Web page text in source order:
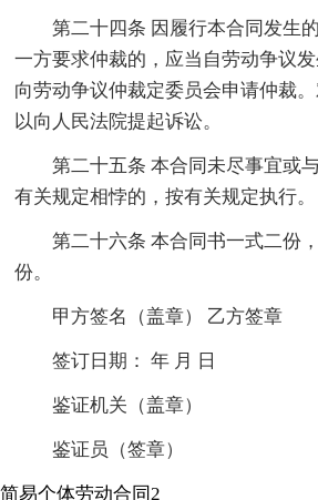
第二十四条 因履行本合同发生
一方要求仲裁的，应当自劳动争议
向劳动争议仲裁定委员会申请仲裁
以向人民法院提起诉讼。
第二十五条 本合同未尽事宜或
有关规定相悖的，按有关规定执行。
第二十六条 本合同书一式二份
份。
甲方签名（盖章） 乙方签章
签订日期： 年 月 日
鉴证机关（盖章）
鉴证员（签章）
简易个体劳动合同2